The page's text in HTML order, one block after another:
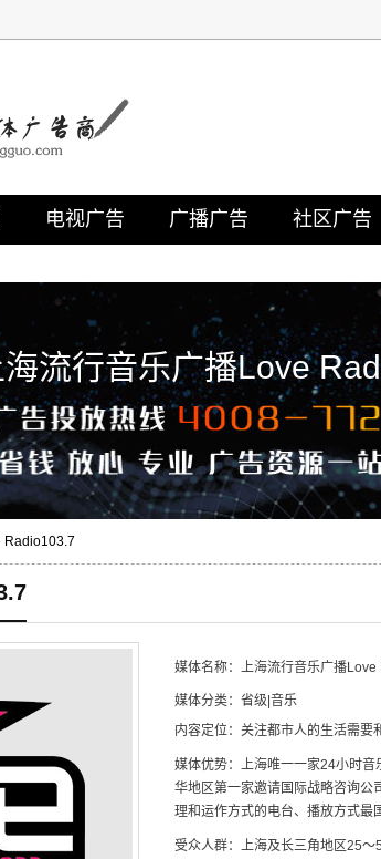
电视广告 广播广告 社区广告
流行音乐广播Love
Radio103.7
媒体名称：上海流行音乐广播
媒体分类：省级|音乐
内容定位：关注都市人的生活需
媒体优势：上海唯一一家24小时
华地区第一家邀请国际战略咨询公
理和运作方式的电台、播放方式最
受众人群：上海及长三角地区25～